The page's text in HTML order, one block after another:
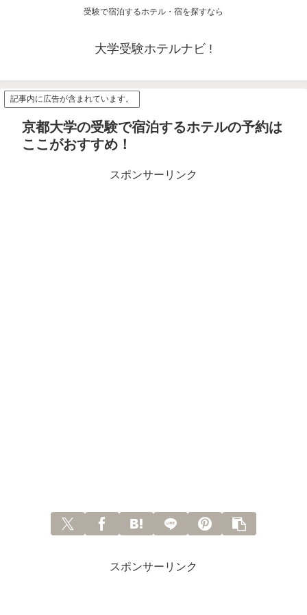
受験で宿泊するホテル・宿を探すなら
大学受験ホテルナビ !
記事内に広告が含まれています。
京都大学の受験で宿泊するホテルの予約は
ここがおすすめ！
スポンサーリンク
スポンサーリンク